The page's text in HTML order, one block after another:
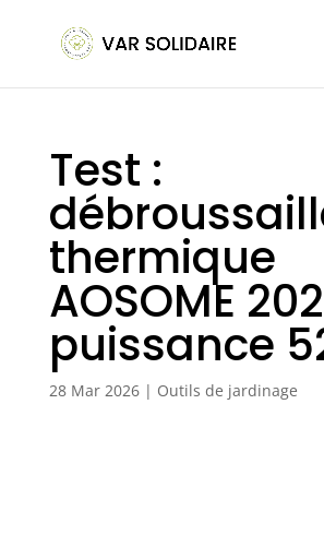
Test :
thermique
AOSOME
puissance
28 Mar 2026| Outils de jardinage